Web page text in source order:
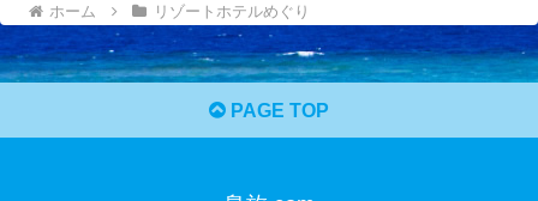
ホーム リゾートホテルめぐり
PAGE TOP